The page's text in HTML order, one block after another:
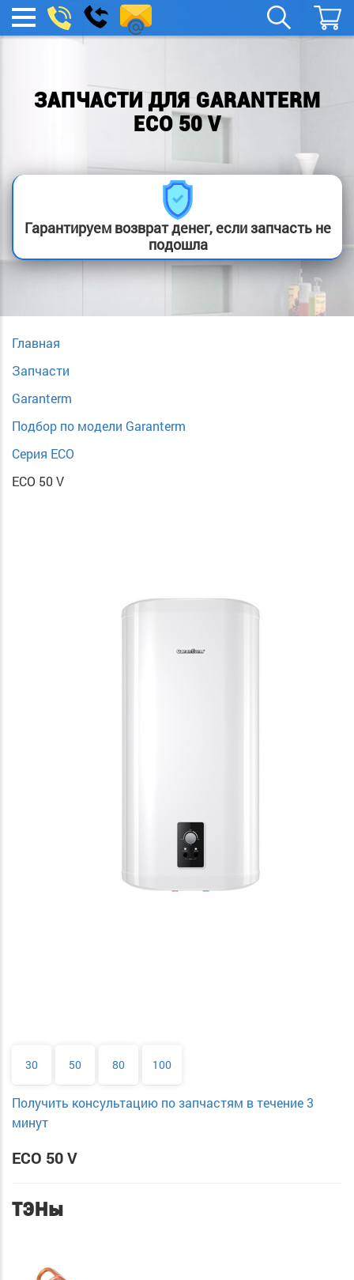
МЕНЮ
boylera@yandex.ru
Заказать
звонок
ЗАПЧАСТИ ДЛЯ GARANTERM
ECO 50 V
Гарантируем возврат денег, если запчасть не
подошла
Главная
Запчасти
Garanterm
Подбор по модели Garanterm
Серия ECO
ECO 50 V
30 50 80 100
Получить консультацию по запчастям в течение 3
минут
ECO 50 V
ТЭНы